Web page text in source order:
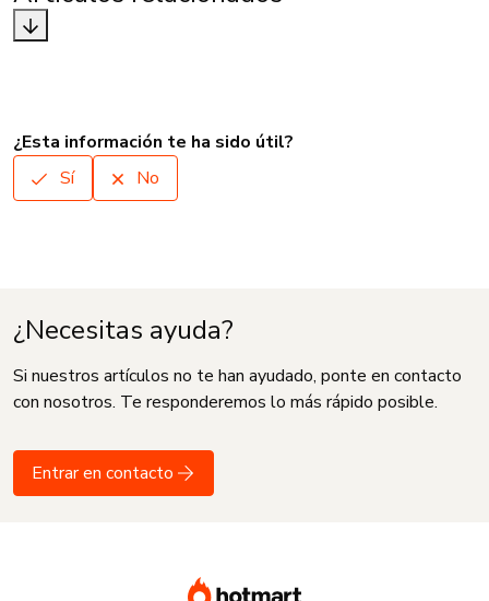
¿Esta información te ha sido útil?
Sí
No
¿Necesitas ayuda?
Si nuestros artículos no te han ayudado, ponte en contacto
con nosotros. Te responderemos lo más rápido posible.
Entrar en contacto